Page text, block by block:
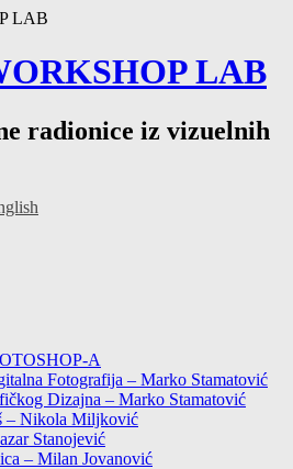
LAB
radionice iz vizuelnih
A
Fotografija – Marko Stamatović
Dizajna – Marko Stamatović
– Nikola Miljković
Stanojević
– Milan Jovanović